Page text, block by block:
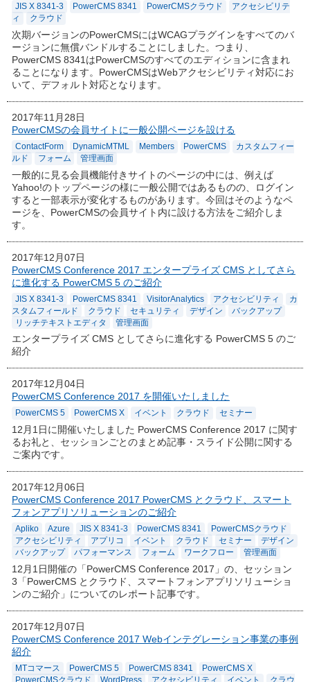
JIS X 8341-3 PowerCMS 8341 PowerCMSクラウド
アクセシビリテ
ィ
クラウド
次期バージョンのPowerCMSにはWCAGプラグインをすべてのバ
ージョンに無償バンドルすることにしました。つまり、
PowerCMS 8341はPowerCMSのすべてのエディションに含まれ
ることになります。PowerCMSはWebアクセシビリティ対応にお
いて、デフォルト対応となります。
2017年11月28日
PowerCMSの会員サイトに一般公開ページを設ける
ContactForm DynamicMTML Members PowerCMS
カスタムフィー
ルド
フォーム 管理画面
一般的に見る会員機能付きサイトのページの中には、例えば
Yahoo!のトップページの様に一般公開ではあるものの、ログイン
すると一部表示が変化するものがあります。今回はそのようなペ
ージを、PowerCMSの会員サイト内に設ける方法をご紹介しま
す。
2017年12月07日
PowerCMS Conference 2017 エンタープライズ CMS としてさら
に進化する PowerCMS 5 のご紹介
JIS X 8341-3 PowerCMS 8341 VisitorAnalytics アクセシビリティ
カ
スタムフィールド
クラウド セキュリティ デザイン
バックアップ
リッチテキストエディタ
管理画面
エンタープライズ CMS としてさらに進化する PowerCMS 5 のご
紹介
2017年12月04日
PowerCMS Conference 2017 を開催いたしました
PowerCMS 5 PowerCMS X イベント クラウド セミナー
12月1日に開催いたしました PowerCMS Conference 2017 に関す
るお礼と、セッションごとのまとめ記事・スライド公開に関する
ご案内です。
2017年12月06日
PowerCMS Conference 2017 PowerCMS とクラウド、スマート
フォンアプリソリューションのご紹介
Apliko Azure JIS X 8341-3 PowerCMS 8341
PowerCMSクラウド
アクセシビリティ
アプリコ イベント クラウド セミナー
デザイン
バックアップ
パフォーマンス フォーム ワークフロー 管理画面
12月1日開催の「PowerCMS Conference 2017」の、セッション
3「PowerCMS とクラウド、スマートフォンアプリソリューショ
ンのご紹介」についてのレポート記事です。
2017年12月07日
PowerCMS Conference 2017 Webインテグレーション事業の事例
紹介
MTコマース PowerCMS 5 PowerCMS 8341
PowerCMS X